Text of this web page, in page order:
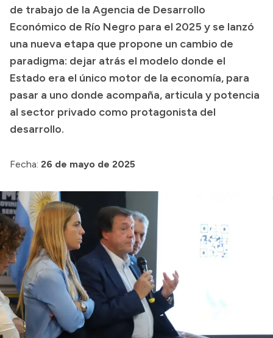
Invertí en Río Negro
Transparencia
Boletín Oficial
Compras y licitaciones
Consulta de pago a proveedores
Intranet
Login
de trabajo de la Agencia de Desarrollo
Económico de Río Negro para el 2025 y se lanzó
una nueva etapa que propone un cambio de
paradigma: dejar atrás el modelo donde el
Estado era el único motor de la economía, para
pasar a uno donde acompaña, articula y potencia
al sector privado como protagonista del
desarrollo.
Fecha: 26 de mayo de 2025